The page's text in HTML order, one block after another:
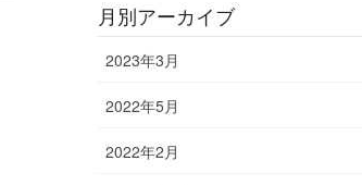
月別アーカイブ
2023年3月
2022年5月
2022年2月